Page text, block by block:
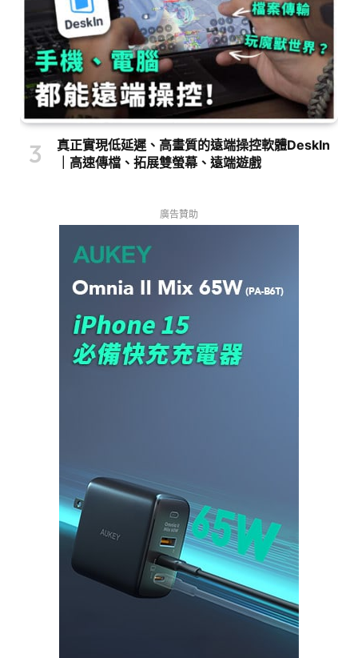
真正實現低延遲、高畫質的遠端操控軟體DeskIn
｜高速傳檔、拓展雙螢幕、遠端遊戲
廣告贊助